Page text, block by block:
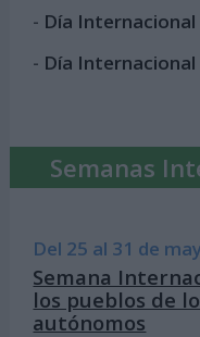
- Día
- Día Internacional
Semanas
Del 25 al 31 de
Semana
los pueblos de
autónomos